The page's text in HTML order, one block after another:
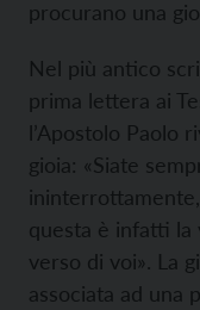
procurano una
Nel più antico
prima lettera ai
l’Apostolo Paolo
gioia: «Siate
questa è infatti la
verso di voi». La
associata ad una